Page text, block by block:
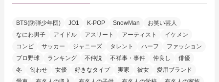
BTS(防弾少年団) JO1 K-POP SnowMan
お笑い芸人
なにわ男子
アイドル アスリート アーティスト
イケメン
コンビ
サッカー ジャニーズ タレント ハーフ
ファッション
プロ野球
ランキング 不仲説 不祥事・事件 仲良し
俳優
冬
匂わせ 女優 好きなタイプ 実家 彼女
愛用ブランド